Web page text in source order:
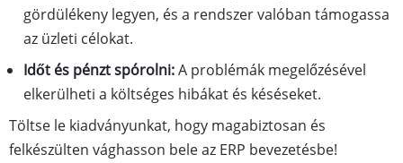
gördülékeny legyen, és a rendszer valóban támogassa
az üzleti célokat.
Időt és pénzt spórolni:A problémák megelőzésével
elkerülheti a költséges hibákat és késéseket.
Töltse le kiadványunkat, hogy magabiztosan és
felkészülten vághasson bele az ERP bevezetésbe!